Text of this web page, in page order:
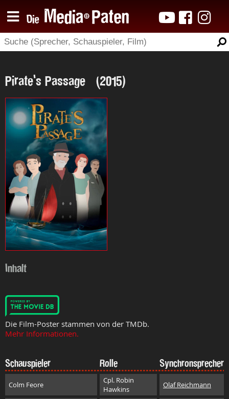
Pirate's Passage (2015)
Inhalt
Die Film-Poster stammen von der TMDb.
Mehr Informationen.
Schauspieler Rolle Synchronsprecher
Colm Feore
Cpl. Robin
Hawkins
Olaf Reichmann